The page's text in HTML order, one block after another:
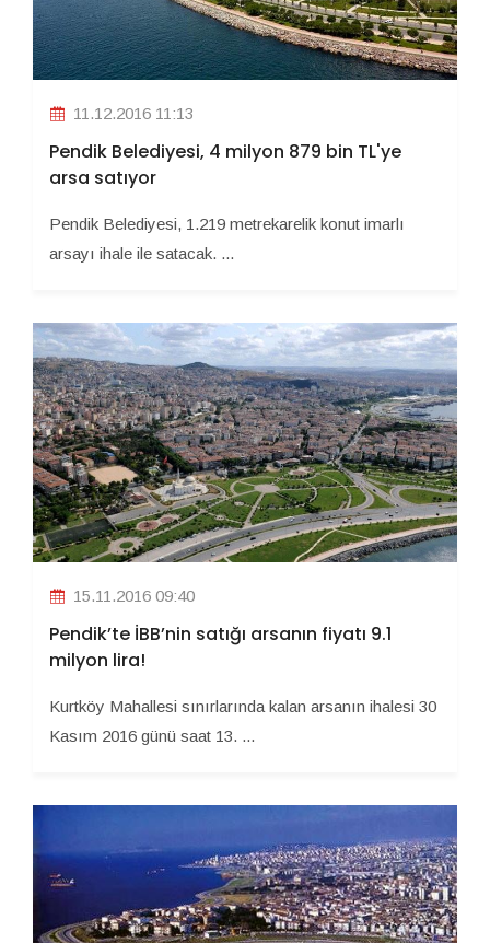
11.12.2016 11:13
Pendik Belediyesi, 4 milyon 879 bin TL'ye
arsa satıyor
Pendik Belediyesi, 1.219 metrekarelik konut imarlı
arsayı ihale ile satacak. ...
15.11.2016 09:40
Pendik’te İBB’nin satığı arsanın fiyatı 9.1
milyon lira!
Kurtköy Mahallesi sınırlarında kalan arsanın ihalesi 30
Kasım 2016 günü saat 13. ...